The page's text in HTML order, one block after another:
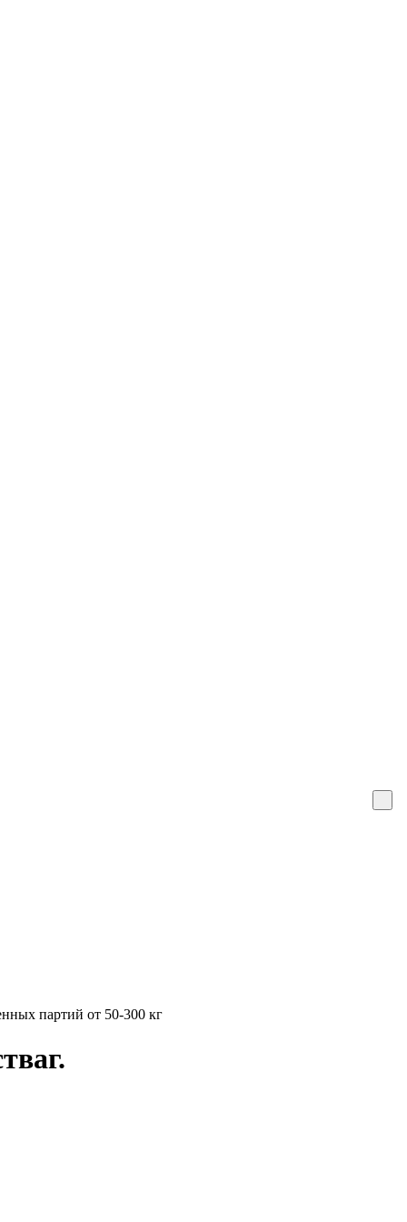
партий от 50-300 кг